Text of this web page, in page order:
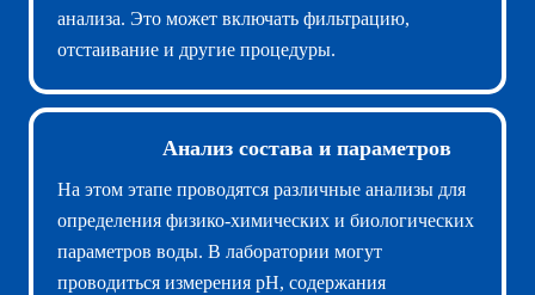
анализа. Это может включать фильтрацию,
отстаивание и другие процедуры.
Анализ состава и параметров
На этом этапе проводятся различные анализы для
определения физико-химических и биологических
параметров воды. В лаборатории могут
проводиться измерения pH, содержания